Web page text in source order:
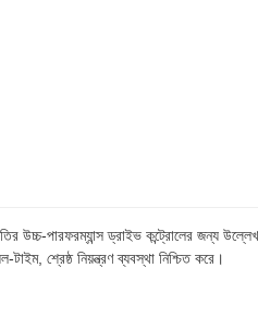
উচ্চ-পারফরম্যান্স ড্রাইভ কন্ট্রোলের জন্য
শ্রেষ্ঠ নিয়ন্ত্রণ ব্যবস্থা নিশ্চিত করে।